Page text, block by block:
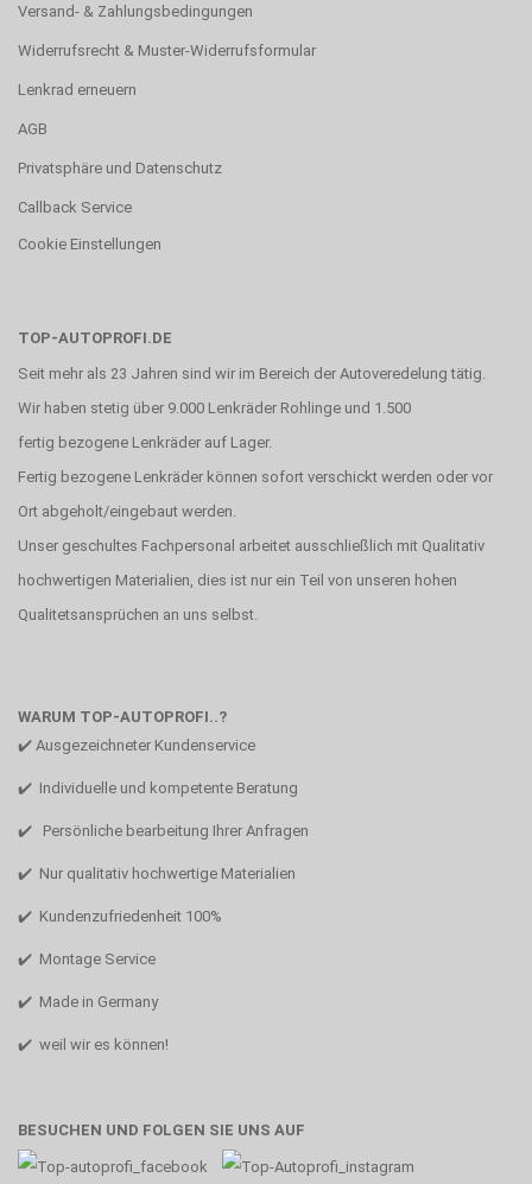
Versand- & Zahlungsbedingungen
Widerrufsrecht & Muster-Widerrufsformular
Lenkrad erneuern
AGB
Privatsphäre und Datenschutz
Callback Service
Cookie Einstellungen
TOP-AUTOPROFI.DE
Seit mehr als 23 Jahren sind wir im Bereich der Autoveredelung tätig.
Wir haben stetig über 9.000 Lenkräder Rohlinge und 1.500
fertig bezogene Lenkräder auf Lager.
Fertig bezogene Lenkräder können sofort verschickt werden oder vor
Ort abgeholt/eingebaut werden.
Unser geschultes Fachpersonal arbeitet ausschließlich mit Qualitativ
hochwertigen Materialien, dies ist nur ein Teil von unseren hohen
Qualitetsansprüchen an uns selbst.
WARUM TOP-AUTOPROFI..?
✔️ Ausgezeichneter Kundenservice
✔️ Individuelle und kompetente Beratung
✔️ Persönliche bearbeitung Ihrer Anfragen
✔️ Nur qualitativ hochwertige Materialien
✔️ Kundenzufriedenheit 100%
✔️ Montage Service
✔️ Made in Germany
✔️ weil wir es können!
BESUCHEN UND FOLGEN SIE UNS AUF